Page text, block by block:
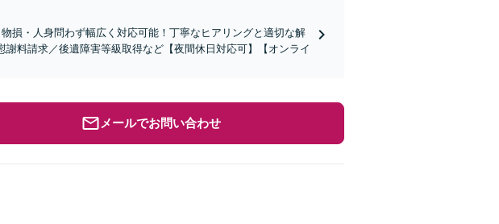
損・人身問わず幅広く対応可能！丁寧なヒアリングと適切な解
料請求／後遺障害等級取得など【夜間休日対応可】【オンライ
メールでお問い合わせ